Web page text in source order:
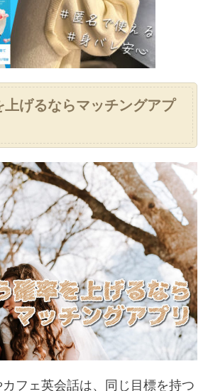
上げるならマッチングアプ
フェ英会話は、同じ目標を持つ